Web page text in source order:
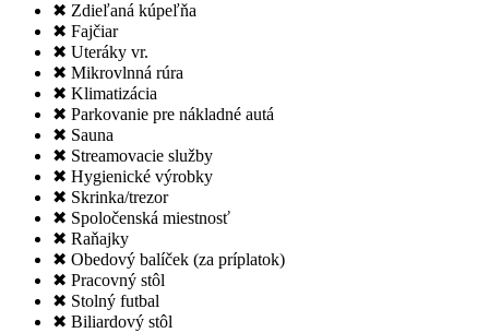
✖ Zdieľaná kúpeľňa
✖ Fajčiar
✖ Uteráky vr.
✖ Mikrovlnná rúra
✖ Klimatizácia
✖ Parkovanie pre nákladné autá
✖ Sauna
✖ Streamovacie služby
✖ Hygienické výrobky
✖ Skrinka/trezor
✖ Spoločenská miestnosť
✖ Raňajky
✖ Obedový balíček (za príplatok)
✖ Pracovný stôl
✖ Stolný futbal
✖ Biliardový stôl